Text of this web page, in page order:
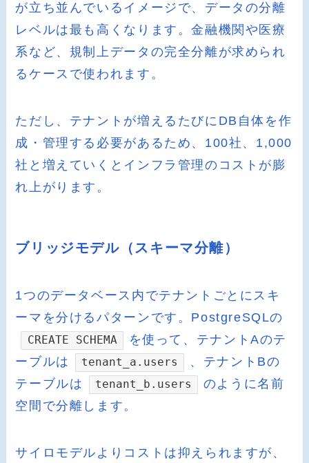
が立ち並んでいるイメージで、データの分離
レベルは最も高くなります。金融機関や医療
系など、規制上データの完全分離が求められ
るケースで使われます。
ただし、テナントが増えるたびにDB自体を作
成・管理する必要があるため、100社、1,000
社と増えていくとインフラ管理のコストが膨
れ上がります。
ブリッジモデル（スキーマ分離）
1つのデータベース内でテナントごとにスキ
ーマを分けるパターンです。PostgreSQLの
CREATE SCHEMA
を使って、テナントAのテ
ーブルは
tenant_a.users
、テナントBの
テーブルは
tenant_b.users
のように名前
空間で分離します。
サイロモデルよりコストは抑えられますが、